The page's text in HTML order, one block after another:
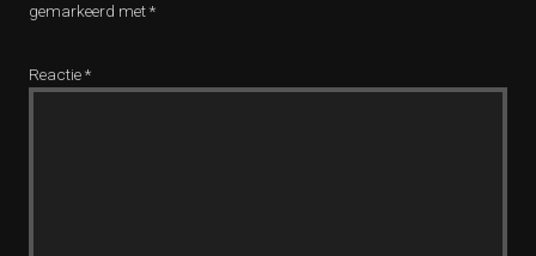
gemarkeerd met*
Reactie*